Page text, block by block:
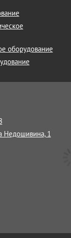
оборудование
Недошивина, 1